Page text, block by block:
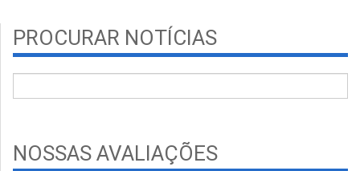
PROCURAR NOTÍCIAS
NOSSAS AVALIAÇÕES